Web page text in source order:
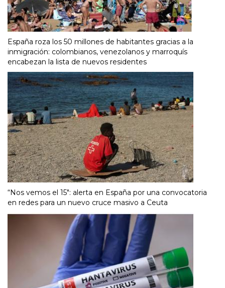
España roza los 50 millones de habitantes gracias a la
inmigración: colombianos, venezolanos y marroquís
encabezan la lista de nuevos residentes
“Nos vemos el 15″: alerta en España por una convocatoria
en redes para un nuevo cruce masivo a Ceuta